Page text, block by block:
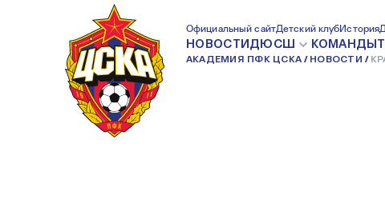
Официальный сайтДетский клубИстория
НОВОСТИДЮСШ КОМАНДЫ
АКАДЕМИЯ ПФК ЦСКА НОВОСТИ
КРАСНО-СИНИЕ
СБОРНЫЕ ДВУХ